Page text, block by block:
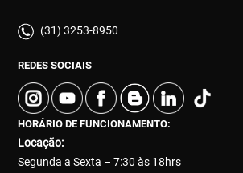
(31) 3253-8950
REDES SOCIAIS
HORÁRIO DE FUNCIONAMENTO:
Locação:
Segunda a Sexta – 7:30 às 18hrs